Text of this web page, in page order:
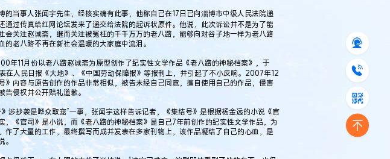
当事人张闻宇先生，经核实确有此事，他称自己在17日已向淄博市中级人民法院递
通过传真给红网论坛发来了递交给法院的起诉状原件。他说，此次诉讼并不是为了能
会关注赵诚斋，继而关注被冤枉的千千万万的老八路，能够向对谷子地一样为老八路
老八路不再在新社会温暖的大家庭中流泪。
11月份以老八路赵诚斋为原型创作了纪实性文学作品《老八路的神秘档案》，于
人民日报《大地》、《中国劳动保障报》等报刊上，并引起了不小反响。2007年12
》内容与原告创作的作品非常相似，被告未经自己同意，擅自使用自己的作品，侵害
侵权并公开赔礼道歉。
抄袭是哗众取宠”一事，张闻宇这样告诉记者，《集结号》是根据杨金远的小说《官
，《官司》是小说，而《老八路的神秘档案》是自己7年前创作的纪实性文学作品，为
作了大量的工作，最终撰写而成并发表在多家刊物上，该作品凝结了自己的心血，是
。